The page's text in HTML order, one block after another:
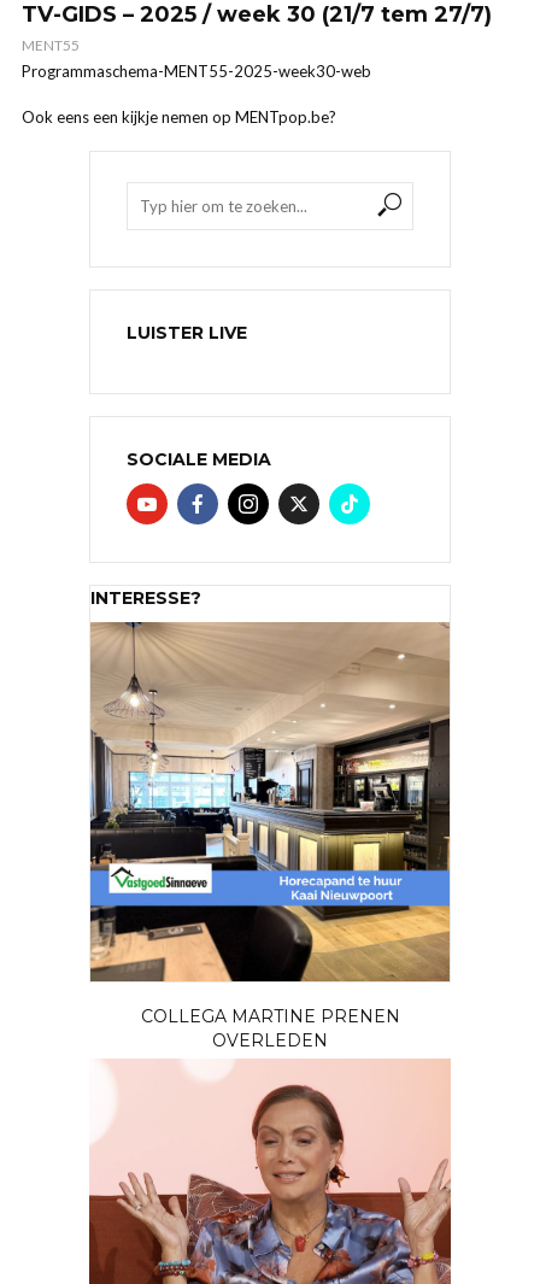
TV-GIDS – 2025 / week 30 (21/7 tem 27/7)
MENT55
Programmaschema-MENT55-2025-week30-web
Ook eens een kijkje nemen op MENTpop.be?
LUISTER LIVE
SOCIALE MEDIA
INTERESSE?
COLLEGA MARTINE PRENEN
OVERLEDEN